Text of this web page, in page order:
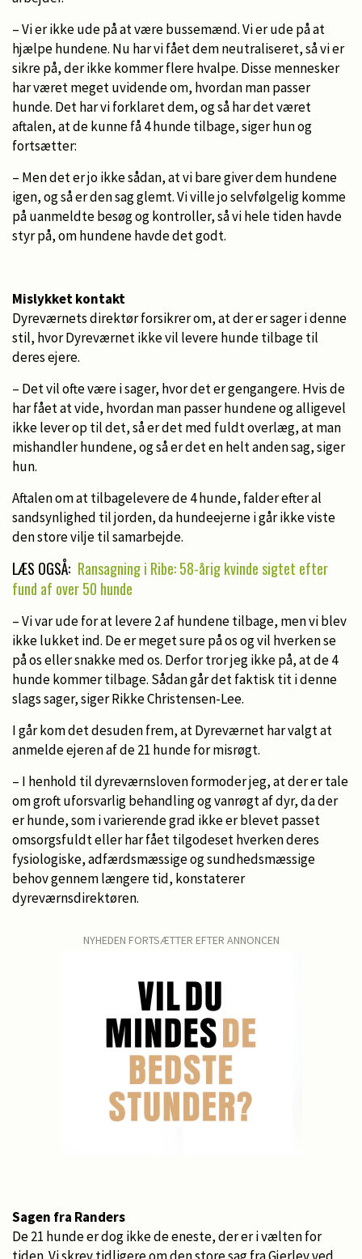
– Vi er ikke ude på at være bussemænd. Vi er ude på at
hjælpe hundene. Nu har vi fået dem neutraliseret, så vi er
sikre på, der ikke kommer flere hvalpe. Disse mennesker
har været meget uvidende om, hvordan man passer
hunde. Det har vi forklaret dem, og så har det været
aftalen, at de kunne få 4 hunde tilbage, siger hun og
fortsætter:
– Men det er jo ikke sådan, at vi bare giver dem hundene
igen, og så er den sag glemt. Vi ville jo selvfølgelig komme
på uanmeldte besøg og kontroller, så vi hele tiden havde
styr på, om hundene havde det godt.
Mislykket kontakt
Dyreværnets direktør forsikrer om, at der er sager i denne
stil, hvor Dyreværnet ikke vil levere hunde tilbage til
deres ejere.
– Det vil ofte være i sager, hvor det er gengangere. Hvis de
har fået at vide, hvordan man passer hundene og alligevel
ikke lever op til det, så er det med fuldt overlæg, at man
mishandler hundene, og så er det en helt anden sag, siger
hun.
Aftalen om at tilbagelevere de 4 hunde, falder efter al
sandsynlighed til jorden, da hundeejerne i går ikke viste
den store vilje til samarbejde.
LÆS OGSÅ: Ransagning i Ribe: 58-årig kvinde sigtet efter
fund af over 50 hunde
– Vi var ude for at levere 2 af hundene tilbage, men vi blev
ikke lukket ind. De er meget sure på os og vil hverken se
på os eller snakke med os. Derfor tror jeg ikke på, at de 4
hunde kommer tilbage. Sådan går det faktisk tit i denne
slags sager, siger Rikke Christensen-Lee.
I går kom det desuden frem, at Dyreværnet har valgt at
anmelde ejeren af de 21 hunde for misrøgt.
– I henhold til dyreværnsloven formoder jeg, at der er tale
om groft uforsvarlig behandling og vanrøgt af dyr, da der
er hunde, som i varierende grad ikke er blevet passet
omsorgsfuldt eller har fået tilgodeset hverken deres
fysiologiske, adfærdsmæssige og sundhedsmæssige
behov gennem længere tid, konstaterer
dyreværnsdirektøren.
NYHEDEN FORTSÆTTER EFTER ANNONCEN
Sagen fra Randers
De 21 hunde er dog ikke de eneste, der er i vælten for
tiden. Vi skrev tidligere om den store sag fra Gjerlev ved